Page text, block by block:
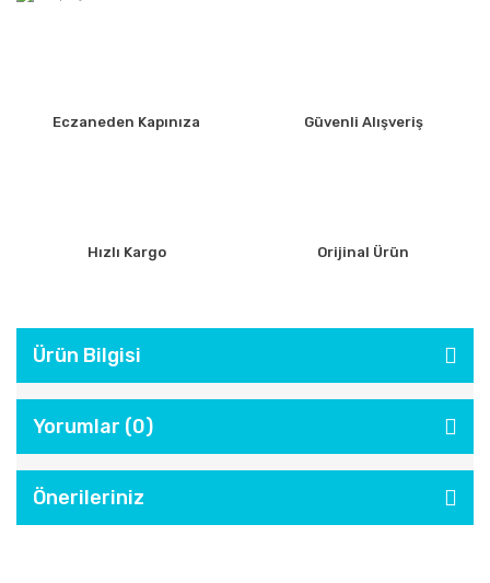
Eczaneden Kapınıza Güvenli Alışveriş
Hızlı Kargo Orijinal Ürün
Ürün Bilgisi
Yorumlar (0)
Önerileriniz